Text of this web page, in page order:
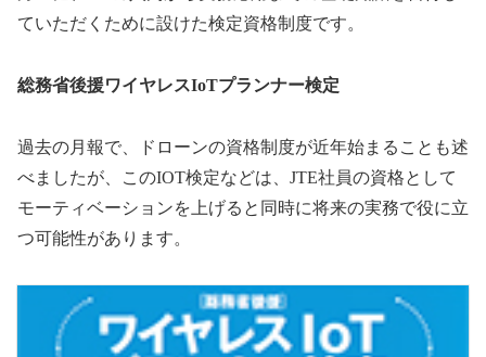
ていただくために設けた検定資格制度です。
総務省後援ワイヤレスIoTプランナー検定
過去の月報で、ドローンの資格制度が近年始まることも述
べましたが、このIOT検定などは、JTE社員の資格として
モーティベーションを上げると同時に将来の実務で役に立
つ可能性があります。